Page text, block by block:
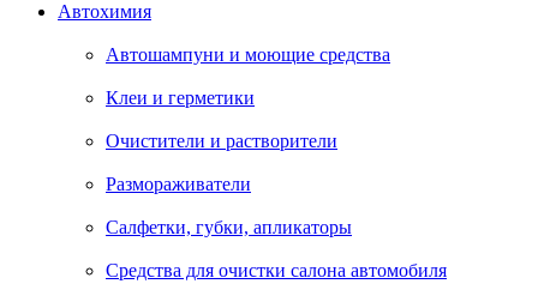
Автохимия
Автошампуни и моющие средства
Клеи и герметики
Очистители и растворители
Размораживатели
Салфетки, губки, апликаторы
Средства для очистки салона автомобиля